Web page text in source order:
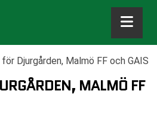
Djurgården, Malmö FF och GAIS
MALMÖ FF